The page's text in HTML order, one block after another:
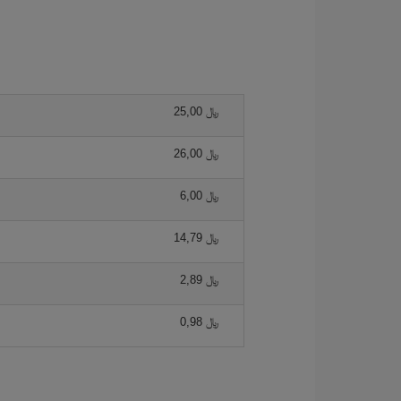
25,00 ﷼
26,00 ﷼
6,00 ﷼
14,79 ﷼
2,89 ﷼
0,98 ﷼